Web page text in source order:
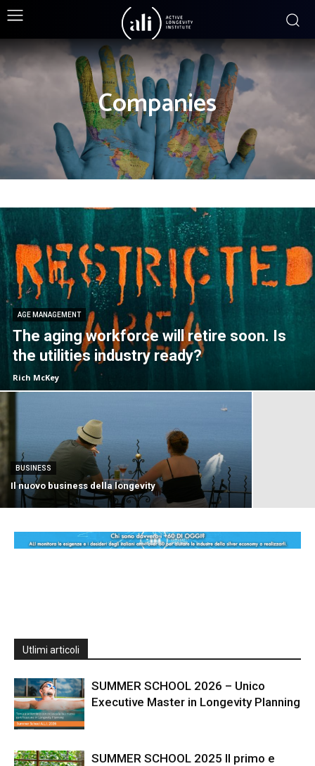
Companies
AGE MANAGEMENT
The aging workforce will retire soon. Is
the utilities industry ready?
Rich McKey
BUSINESS
Il nuovo business della longevity
Utlimi articoli
SUMMER SCHOOL 2026 – Unico
Executive Master in Longevity Planning
SUMMER SCHOOL 2025 Il primo e